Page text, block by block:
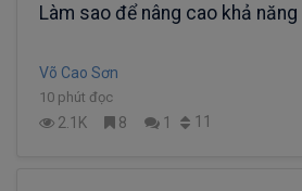
Làm sao để nâng cao khả
Võ Cao Sơn
10 phút đọc
2.1K 8 1 11